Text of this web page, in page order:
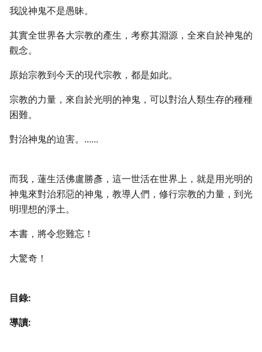
我說神鬼不是愚昧。
其實全世界各大宗教的產生，考察其淵源，全來自於神鬼的
觀念。
原始宗教到今天的現代宗教，都是如此。
宗教的力量，來自於光明的神鬼，可以對治人類生存的種種
困難。
對治神鬼的迫害。......
而我，蓮生活佛盧勝彥，這一世活在世界上，就是用光明的
神鬼來對治邪惡的神鬼，教導人們，修行宗教的力量，到光
明理想的淨土。
本書，將令您難忘！
大驚奇！
目錄:
導讀: